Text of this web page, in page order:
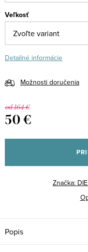
Veľkosť
Detailné informácie
Možnosti doručenia
od 164 €
50 €
cena:
Značka:
Popis